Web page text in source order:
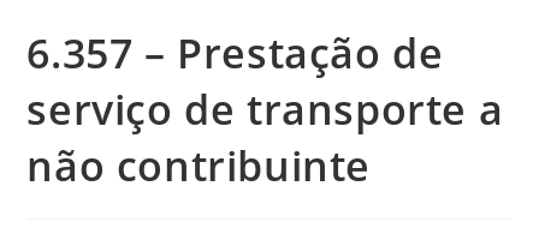
6.357 – Prestação de
serviço de transporte a
não contribuinte